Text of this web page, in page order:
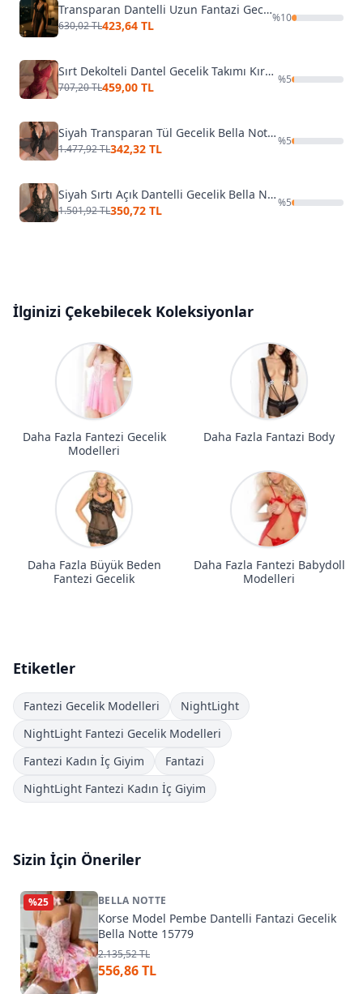
Transparan Dantelli Uzun Fantazi Gecelik Venlisa V2500
630,02 TL423,64 TL
%10
Sırt Dekolteli Dantel Gecelik Takımı Kırmızı Merry See 2215-Kırmızı
707,20 TL459,00 TL
%5
Siyah Transparan Tül Gecelik Bella Notte 15514
1.477,92 TL342,32 TL
%5
Siyah Sırtı Açık Dantelli Gecelik Bella Notte 15032
1.501,92 TL350,72 TL
%5
İlginizi Çekebilecek Koleksiyonlar
Daha Fazla Fantezi Gecelik
Modelleri
Daha Fazla Fantazi Body
Daha Fazla Büyük Beden
Fantezi Gecelik
Daha Fazla Fantezi Babydoll
Modelleri
Etiketler
Fantezi Gecelik Modelleri
NightLight
NightLight Fantezi Gecelik Modelleri
Fantezi Kadın İç Giyim
Fantazi
NightLight Fantezi Kadın İç Giyim
Sizin İçin Öneriler
%25 BELLA NOTTE
Korse Model Pembe Dantelli Fantazi Gecelik
Bella Notte 15779
2.135,52 TL
556,86 TL